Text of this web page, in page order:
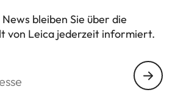
bleiben Sie über die
von Leica jederzeit informiert.